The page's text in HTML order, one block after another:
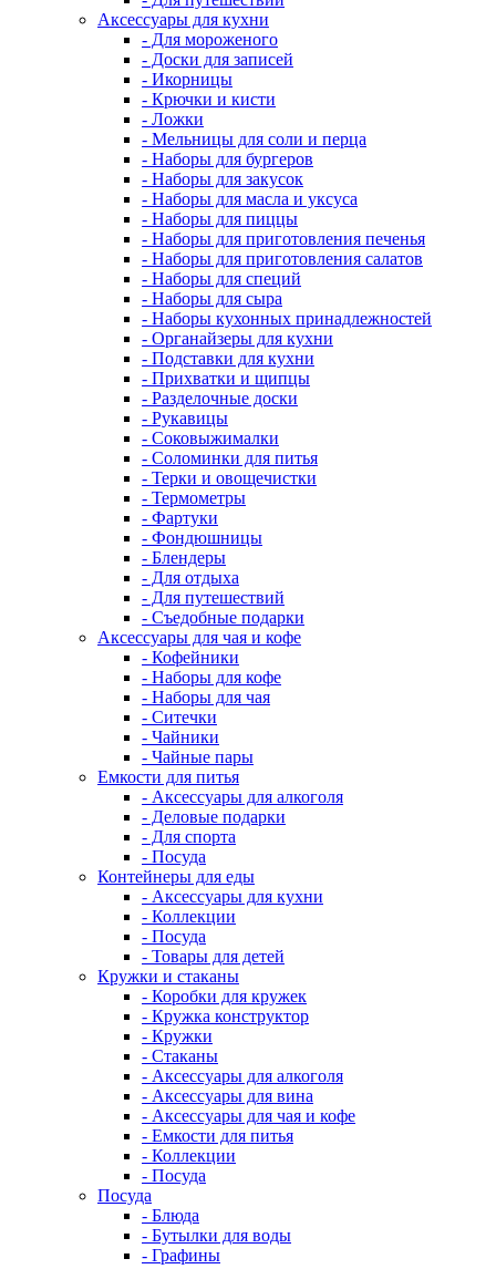
Аксессуары для кухни
- Для мороженого
- Доски для записей
- Икорницы
- Крючки и кисти
- Ложки
- Мельницы для соли и перца
- Наборы для бургеров
- Наборы для закусок
- Наборы для масла и уксуса
- Наборы для пиццы
- Наборы для приготовления печенья
- Наборы для приготовления салатов
- Наборы для специй
- Наборы для сыра
- Наборы кухонных принадлежностей
- Органайзеры для кухни
- Подставки для кухни
- Прихватки и щипцы
- Разделочные доски
- Рукавицы
- Соковыжималки
- Соломинки для питья
- Терки и овощечистки
- Термометры
- Фартуки
- Фондюшницы
- Блендеры
- Для отдыха
- Для путешествий
- Съедобные подарки
Аксессуары для чая и кофе
- Кофейники
- Наборы для кофе
- Наборы для чая
- Ситечки
- Чайники
- Чайные пары
Емкости для питья
- Аксессуары для алкоголя
- Деловые подарки
- Для спорта
- Посуда
Контейнеры для еды
- Аксессуары для кухни
- Коллекции
- Посуда
- Товары для детей
Кружки и стаканы
- Коробки для кружек
- Кружка конструктор
- Кружки
- Стаканы
- Аксессуары для алкоголя
- Аксессуары для вина
- Аксессуары для чая и кофе
- Емкости для питья
- Коллекции
- Посуда
Посуда
- Блюда
- Бутылки для воды
- Графины